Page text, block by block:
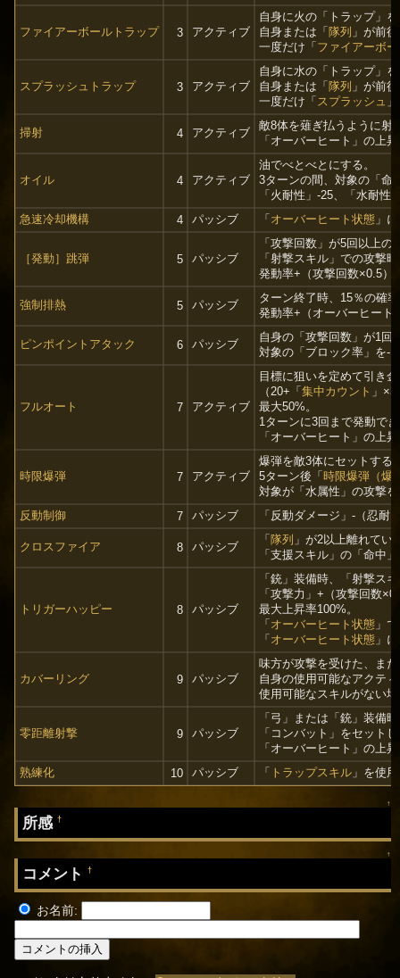
ファイアーボールトラップ 3 アクティブ
自身に火の「トラップ」
自身または「隊列 」が前
一度だけ「ファイアーボ
スプラッシュトラップ 3 アクティブ
自身に水の「トラップ」
自身または「隊列 」が前
一度だけ「 スプラッシュ
掃射 4 アクティブ
敵8体を薙ぎ払うように射
「オーバーヒート」の上
オイル 4 アクティブ
油でべとべとにする。
3ターンの間、対象の「命
「火耐性」-25、「水耐性
急速冷却機構
4 パッシブ 「オーバーヒート状態 」
［発動］跳弾 5 パッシブ
「攻撃回数」が5回以上の
「射撃スキル」での攻撃
発動率+（攻撃回数×0.5）
強制排熱 5 パッシブ
ターン終了時、15％の確
発動率+（オーバーヒート
ピンポイントアタック 6 パッシブ
自身の「攻撃回数」が1回
対象の「ブロック率」を-
フルオート 7 アクティブ
目標に狙いを定めて引き
（20+「集中カウント 」
最大50%。
1ターンに3回まで発動で
「オーバーヒート」の上
時限爆弾 7 アクティブ
爆弾を敵3体にセットする
5ターン後「時限爆弾（爆
対象が「水属性」の攻撃
反動制御
7 パッシブ 「反動ダメージ」-（忍耐
クロスファイア 8 パッシブ
「隊列 」が2以上離れてい
「支援スキル」の「命中
トリガーハッピー 8 パッシブ
「銃」装備時、「射撃ス
「攻撃力」+（攻撃回数
最大上昇率100%。
「オーバーヒート状態 」
「オーバーヒート状態 」
カバーリング 9 パッシブ
味方が攻撃を受けた、ま
自身の使用可能なアクテ
使用可能なスキルがない
零距離射撃 9 パッシブ
「弓」または「銃」装備
「コンバット」をセット
「オーバーヒート」の上
熟練化
10 パッシブ 「 トラップスキル 」を使
↑
所感†
↑
コメント†
お名前: